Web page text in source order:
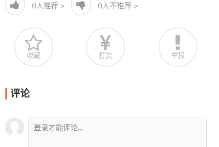
0人推荐 > 0人不推荐 >
收藏 打赏 举报
评论